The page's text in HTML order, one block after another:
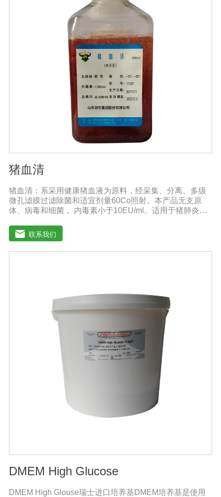
猪血清
猪血清：系采用健康猪血液为原料，经采集、分离、多级
微孔滤膜过滤除菌和适宜剂量60Co照射。本产品无支原
体、病毒和细菌， 内毒素小于10EU/ml。适用于猪肺炎支
和国兽药典》2020版质量标准。规格：500ml/瓶保
存：-15℃―-20℃有效期：5年注意事项：解冻：采用逐
步解冻法（ -20℃→2-8℃→ 室温），可减少沉淀的产生使
联系我们
DMEM High Glucose
DMEM High Glouse瑞士进口培养基DMEM培养基是使用